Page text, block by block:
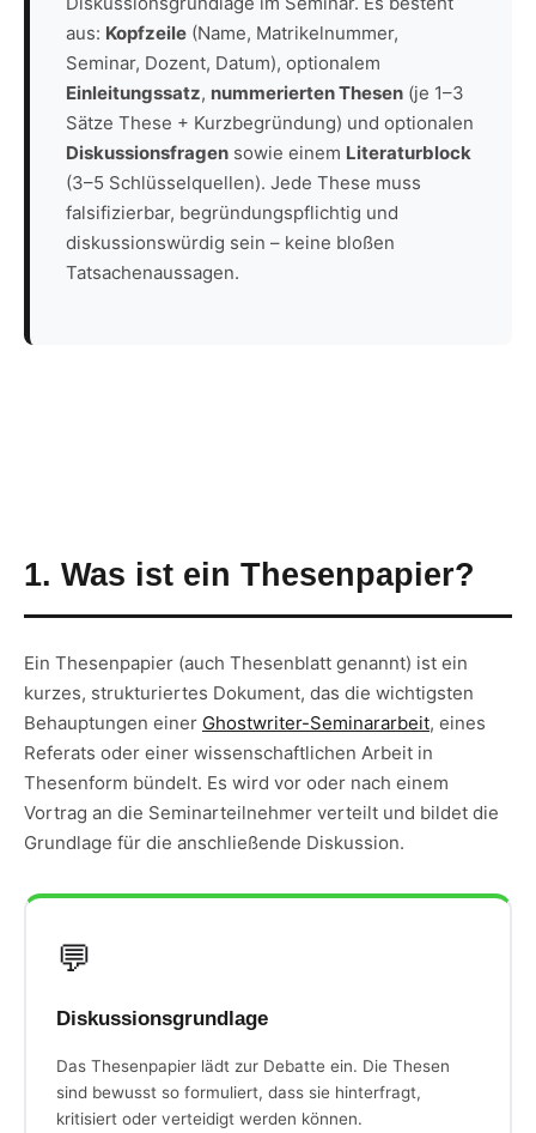
aus: Kopfzeile (Name, Matrikelnummer,
Seminar, Dozent, Datum), optionalem
Einleitungssatz, nummerierten Thesen (je 1–3
Sätze These + Kurzbegründung) und optionalen
Diskussionsfragen sowie einem Literaturblock
(3–5 Schlüsselquellen). Jede These muss
falsifizierbar, begründungspflichtig und
diskussionswürdig sein – keine bloßen
Tatsachenaussagen.
1. Was ist ein Thesenpapier?
Ein Thesenpapier (auch Thesenblatt genannt) ist ein
kurzes, strukturiertes Dokument, das die wichtigsten
Behauptungen einer Ghostwriter-Seminararbeit, eines
Referats oder einer wissenschaftlichen Arbeit in
Thesenform bündelt. Es wird vor oder nach einem
Vortrag an die Seminarteilnehmer verteilt und bildet die
Grundlage für die anschließende Diskussion.
💬
Diskussionsgrundlage
Das Thesenpapier lädt zur Debatte ein. Die Thesen
sind bewusst so formuliert, dass sie hinterfragt,
kritisiert oder verteidigt werden können.